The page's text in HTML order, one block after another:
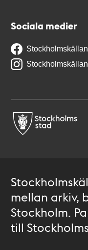
Sociala medier
mellan arkiv,
Stockholm.
till